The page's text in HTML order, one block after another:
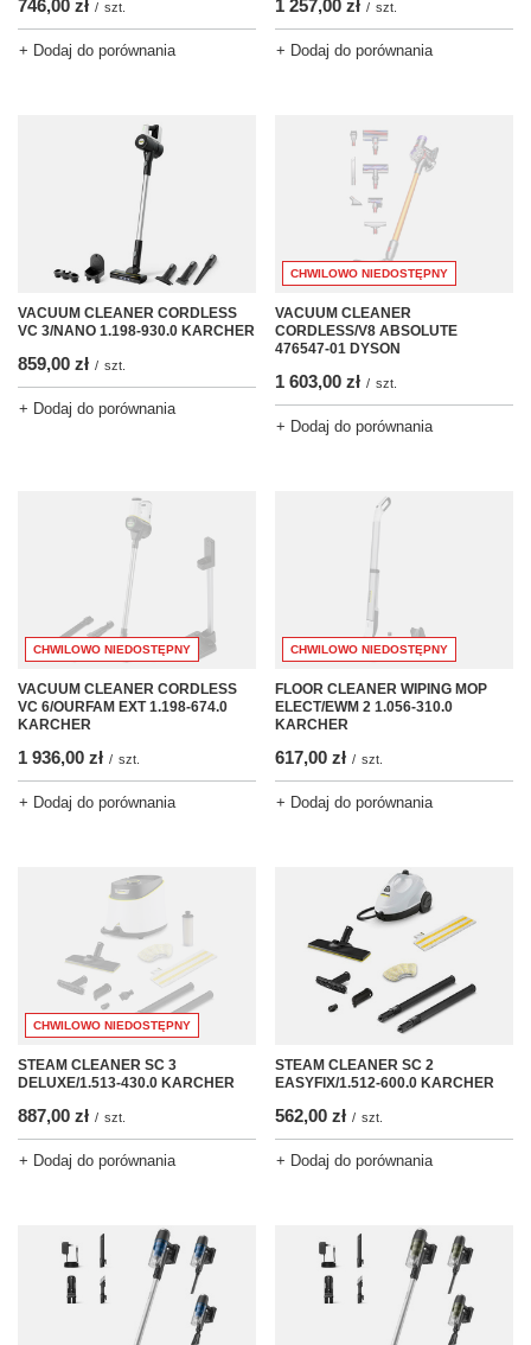
746,00 zł / szt.
+ Dodaj do porównania
1 257,00 zł / szt.
+ Dodaj do porównania
VACUUM CLEANER CORDLESS
VC 3/NANO 1.198-930.0 KARCHER
859,00 zł / szt.
+ Dodaj do porównania
CHWILOWO NIEDOSTĘPNY
VACUUM CLEANER
CORDLESS/V8 ABSOLUTE
476547-01 DYSON
1 603,00 zł / szt.
+ Dodaj do porównania
CHWILOWO NIEDOSTĘPNY
VACUUM CLEANER CORDLESS
VC 6/OURFAM EXT 1.198-674.0
KARCHER
1 936,00 zł / szt.
+ Dodaj do porównania
CHWILOWO NIEDOSTĘPNY
FLOOR CLEANER WIPING MOP
ELECT/EWM 2 1.056-310.0
KARCHER
617,00 zł / szt.
+ Dodaj do porównania
CHWILOWO NIEDOSTĘPNY
STEAM CLEANER SC 3
DELUXE/1.513-430.0 KARCHER
887,00 zł / szt.
+ Dodaj do porównania
STEAM CLEANER SC 2
EASYFIX/1.512-600.0 KARCHER
562,00 zł / szt.
+ Dodaj do porównania